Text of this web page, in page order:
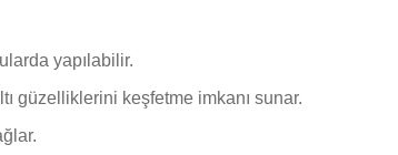
yapılabilir.
güzelliklerini keşfetme imkanı sunar.